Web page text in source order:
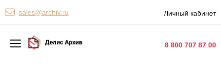
sales@archiv.ru Личный кабинет
8 800 707 87 00
Персональные сервисы